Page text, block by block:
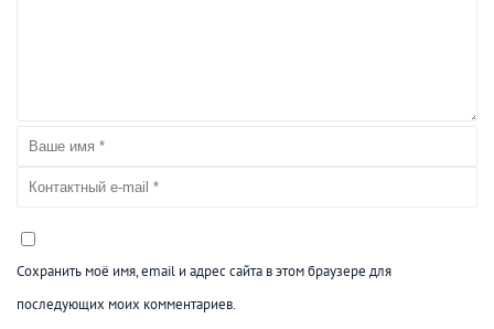
Сохранить моё имя, email и адрес сайта в этом браузере для
последующих моих комментариев.